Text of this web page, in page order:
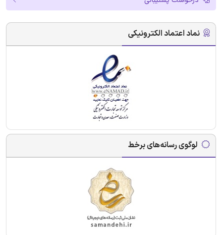
نماد اعتماد الکترونیکی
لوگوی رسانه‌های برخط